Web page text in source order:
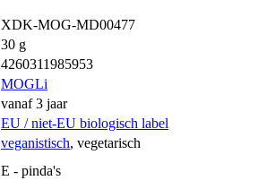
XDK-MOG-MD00477
30 g
4260311985953
MOGLi
vanaf 3 jaar
EU / niet-EU biologisch label
veganistisch, vegetarisch
E - pinda's